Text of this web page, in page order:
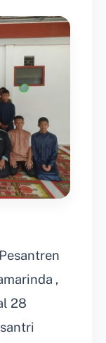
,
28